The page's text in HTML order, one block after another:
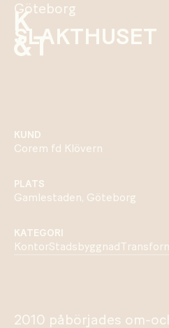
Göteborg
SLAKTHUSET
KUND
Corem fd Klövern
PLATS
Gamlestaden, Göteborg
KATEGORI
KontorStadsbyggnad
2010 påbörjades om-